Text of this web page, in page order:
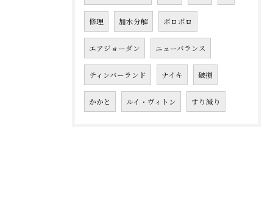
修理 加水分解 ボロボロ
エアジョーダン ニューバランス
ティンバーランド ナイキ 破損
かかと ルイ・ヴィトン すり減り